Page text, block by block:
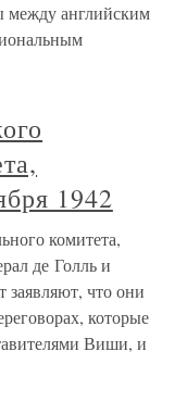
между английским
1942
комитета,
де Голль и
что они
которые
Виши, и